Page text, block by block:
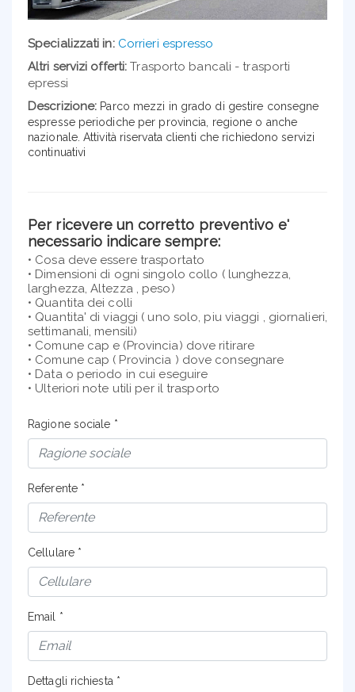
Specializzati in: Corrieri espresso
Altri servizi offerti:Trasporto bancali - trasporti
epressi
Descrizione: Parco mezzi in grado di gestire consegne
espresse periodiche per provincia, regione o anche
nazionale. Attività riservata clienti che richiedono servizi
continuativi
Per ricevere un corretto preventivo e'
necessario indicare sempre:
• Cosa deve essere trasportato
• Dimensioni di ogni singolo collo ( lunghezza,
larghezza, Altezza , peso)
• Quantita dei colli
• Quantita' di viaggi ( uno solo, piu viaggi , giornalieri,
settimanali, mensili)
• Comune cap e (Provincia) dove ritirare
• Comune cap ( Provincia ) dove consegnare
• Data o periodo in cui eseguire
• Ulteriori note utili per il trasporto
Ragione sociale *
Referente *
Cellulare *
Email *
Dettagli richiesta *